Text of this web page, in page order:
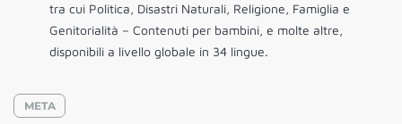
tra cui Politica, Disastri Naturali, Religione, Famiglia e
Genitorialità – Contenuti per bambini, e molte altre,
disponibili a livello globale in 34 lingue.
META